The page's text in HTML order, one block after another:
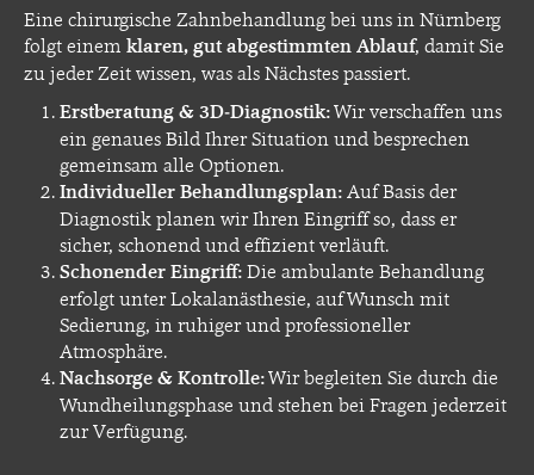
Eine chirurgische Zahnbehandlung bei uns in Nürnberg
folgt einem klaren, gut abgestimmten Ablauf, damit Sie
zu jeder Zeit wissen, was als Nächstes passiert.
Erstberatung & 3D-Diagnostik:Wir verschaffen uns
ein genaues Bild Ihrer Situation und besprechen
gemeinsam alle Optionen.
Individueller Behandlungsplan: Auf Basis der
Diagnostik planen wir Ihren Eingriff so, dass er
sicher, schonend und effizient verläuft.
Schonender Eingriff: Die ambulante Behandlung
erfolgt unter Lokalanästhesie, auf Wunsch mit
Sedierung, in ruhiger und professioneller
Atmosphäre.
Nachsorge & Kontrolle:Wir begleiten Sie durch die
Wundheilungsphase und stehen bei Fragen jederzeit
zur Verfügung.